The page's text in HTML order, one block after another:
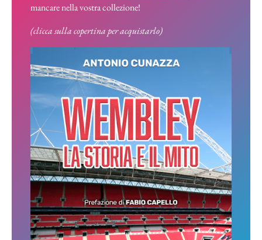
mancare nella vostra collezione!
(clicca sulla copertina per acquistarlo)